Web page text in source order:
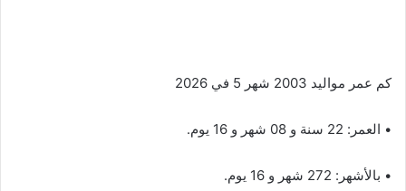
كم عمر مواليد 2003 شهر 5 في 2026
• العمر: 22 سنة و 08 شهر و 16 يوم.
• بالأشهر: 272 شهر و 16 يوم.